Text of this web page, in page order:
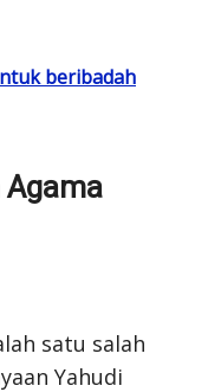
beribadah
satu salah
Yahudi